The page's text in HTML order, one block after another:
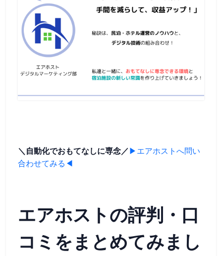
＼自動化でおもてなしに専念／▶エアホストへ問い
合わせてみる◀
エアホストの評判・口
コミをまとめてみまし